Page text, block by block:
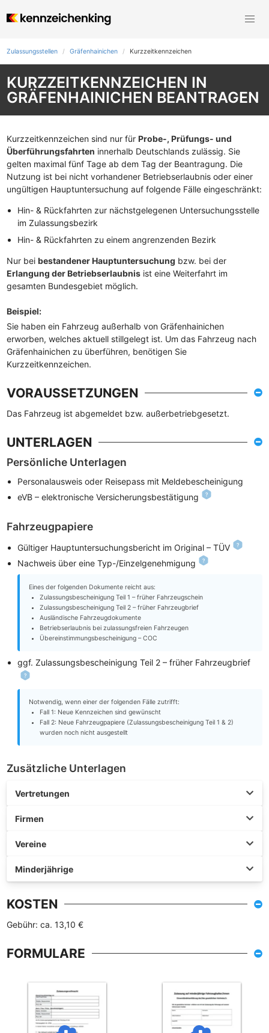
Zulassungsstellen Gräfenhainichen Kurzzeit­kennzeichen
KURZZEITKENNZEICHEN IN
GRÄFENHAINICHEN BEANTRAGEN
Kurzzeitkennzeichen sind nur für Probe-, Prüfungs- und
Überführungsfahrten innerhalb Deutschlands zulässig. Sie
gelten maximal fünf Tage ab dem Tag der Beantragung. Die
Nutzung ist bei nicht vorhandener Betriebserlaubnis oder einer
ungültigen Hauptuntersuchung auf folgende Fälle eingeschränkt:
Hin- & Rückfahrten zur nächstgelegenen Untersuchungsstelle
im Zulassungsbezirk
Hin- & Rückfahrten zu einem angrenzenden Bezirk
Nur bei bestandener Hauptuntersuchung bzw. bei der
Erlangung der Betriebserlaubnis ist eine Weiterfahrt im
gesamten Bundesgebiet möglich.
Beispiel:
Sie haben ein Fahrzeug außerhalb von Gräfenhainichen
erworben, welches aktuell stillgelegt ist. Um das Fahrzeug nach
Gräfenhainichen zu überführen, benötigen Sie
Kurzzeitkennzeichen.
VORAUSSETZUNGEN
Das Fahrzeug ist abgemeldet bzw. außerbetriebgesetzt.
UNTERLAGEN
Persönliche Unterlagen
Personalausweis oder Reisepass mit Meldebescheinigung
eVB – elektronische Versicherungsbestätigung
Fahrzeugpapiere
Gültiger Hauptuntersuchungsbericht im Original – TÜV
Nachweis über eine Typ-/Einzelgenehmigung
Eines der folgenden Dokumente reicht aus:
Zulassungsbescheinigung Teil 1 – früher Fahrzeugschein
Zulassungsbescheinigung Teil 2 – früher Fahrzeugbrief
Ausländische Fahrzeugdokumente
Betriebserlaubnis bei zulassungsfreien Fahrzeugen
Übereinstimmungsbescheinigung – COC
ggf. Zulassungsbescheinigung Teil 2 – früher Fahrzeugbrief
Notwendig, wenn einer der folgenden Fälle zutrifft:
Fall 1: Neue Kennzeichen sind gewünscht
Fall 2: Neue Fahrzeugpapiere (Zulassungsbescheinigung Teil 1 & 2)
wurden noch nicht ausgestellt
Zusätzliche Unterlagen
Vertretungen
Firmen
Vereine
Minderjährige
KOSTEN
Gebühr: ca. 13,10 €
FORMULARE